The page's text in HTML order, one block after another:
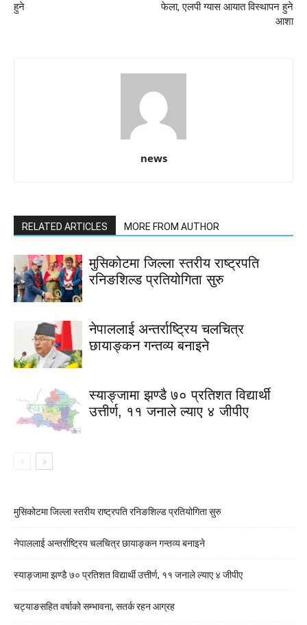
हुने
फेला, एलपी ग्यास आयात विस्थापन हुने
आशा
news
RELATED ARTICLES MORE FROM AUTHOR
मुसिकोटमा जिल्ला स्तरीय राष्ट्रपति
रनिङशिल्ड प्रतियोगिता सुरु
नेपाललाई अन्तर्राष्ट्रिय चलचित्र
छायाङ्कन गन्तव्य बनाइने
स्याङ्जामा झण्डै ७० प्रतिशत विद्यार्थी
उत्तीर्ण, ११ जनाले ल्याए ४ जीपीए
मुसिकोटमा जिल्ला स्तरीय राष्ट्रपति रनिङशिल्ड प्रतियोगिता सुरु
नेपाललाई अन्तर्राष्ट्रिय चलचित्र छायाङ्कन गन्तव्य बनाइने
स्याङ्जामा झण्डै ७० प्रतिशत विद्यार्थी उत्तीर्ण, ११ जनाले ल्याए ४ जीपीए
चट्याङसहित वर्षाको सम्भावना, सतर्क रहन आग्रह